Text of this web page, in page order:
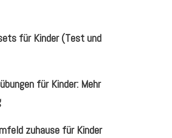
für Kinder (Test und
für Kinder: Mehr
zuhause für Kinder